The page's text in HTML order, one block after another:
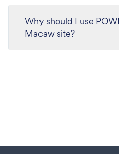
Why should I use
Macaw site?